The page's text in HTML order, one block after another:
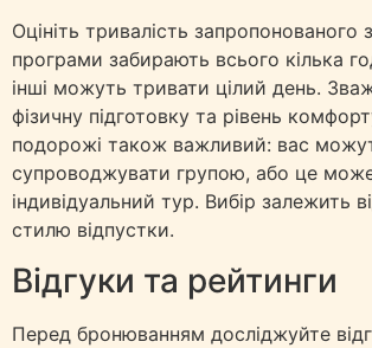
Оцініть тривалість запропонованого
програми забирають всього кілька
інші можуть тривати цілий день.
фізичну підготовку та рівень
подорожі також важливий: вас
супроводжувати групою, або це
індивідуальний тур. Вибір залежить
стилю відпустки.
Відгуки та рейтинги
Перед бронюванням досліджуйте